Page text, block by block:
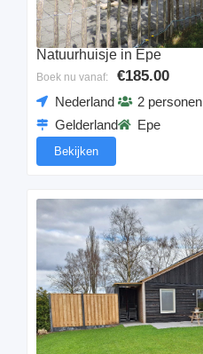
Natuurhuisje in Epe
Boek nu vanaf: €185.00
Nederland
Gelderland
2 personen
Epe
Bekijken